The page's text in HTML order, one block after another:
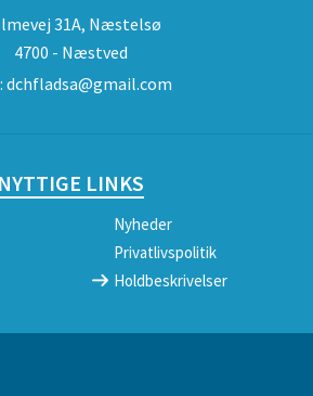
31A, Næstelsø
4700 - Næstved
dchfladsa@gmail.com
NYTTIGE LINKS
Nyheder
Privatlivspolitik
Holdbeskrivelser